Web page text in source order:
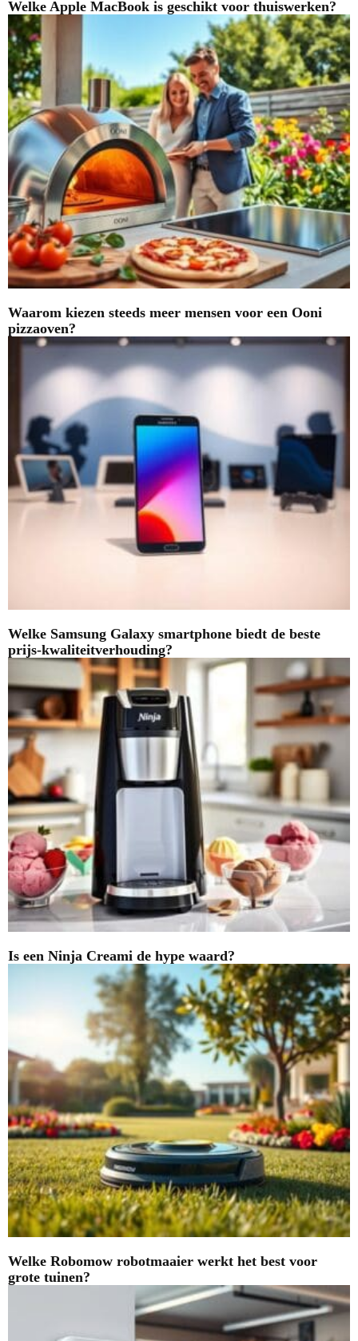
Welke Apple MacBook is geschikt voor thuiswerken?
Waarom kiezen steeds meer mensen voor een Ooni
pizzaoven?
Welke Samsung Galaxy smartphone biedt de beste
prijs-kwaliteitverhouding?
Is een Ninja Creami de hype waard?
Welke Robomow robotmaaier werkt het best voor
grote tuinen?